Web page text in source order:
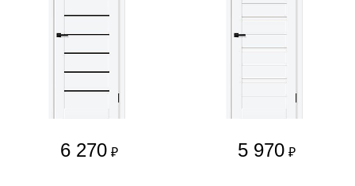
6 270 ₽ 5 970 ₽